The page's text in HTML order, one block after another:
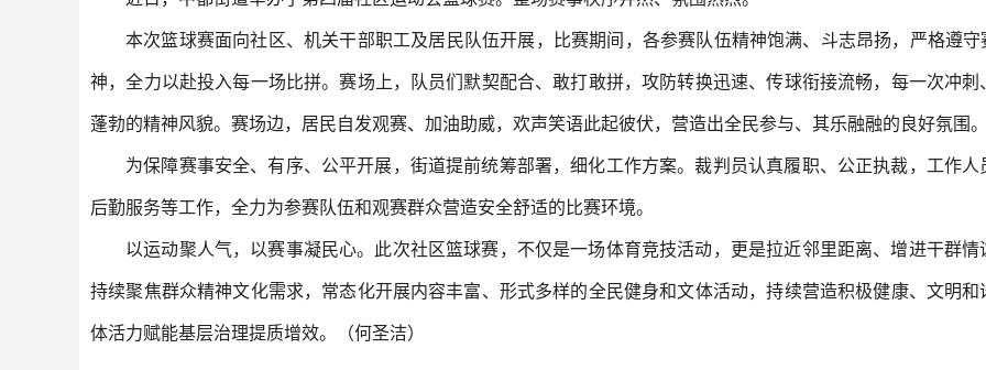
本次篮球赛面向社区、机关干部职工及居民队伍开展，比赛期间，各参赛队伍精神饱满、斗志昂扬，严格遵
神，全力以赴投入每一场比拼。赛场上，队员们默契配合、敢打敢拼，攻防转换迅速、传球衔接流畅，每一次冲
蓬勃的精神风貌。赛场边，居民自发观赛、加油助威，欢声笑语此起彼伏，营造出全民参与、其乐融融的良好氛围
为保障赛事安全、有序、公平开展，街道提前统筹部署，细化工作方案。裁判员认真履职、公正执裁，工作
后勤服务等工作，全力为参赛队伍和观赛群众营造安全舒适的比赛环境。
以运动聚人气，以赛事凝民心。此次社区篮球赛，不仅是一场体育竞技活动，更是拉近邻里距离、增进干群
持续聚焦群众精神文化需求，常态化开展内容丰富、形式多样的全民健身和文体活动，持续营造积极健康、文明
体活力赋能基层治理提质增效。 （何圣洁）